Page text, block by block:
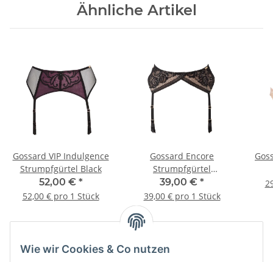
Wie wir Cookies & Co nutzen
Ähnliche Artikel
Gossard VIP Indulgence
Strumpfgürtel Black
52,00 € *
52,00 € pro 1 Stück
Gossard Encore
Strumpfgürtel
Black/Nude
39,00 € *
39,00 € pro 1 Stück